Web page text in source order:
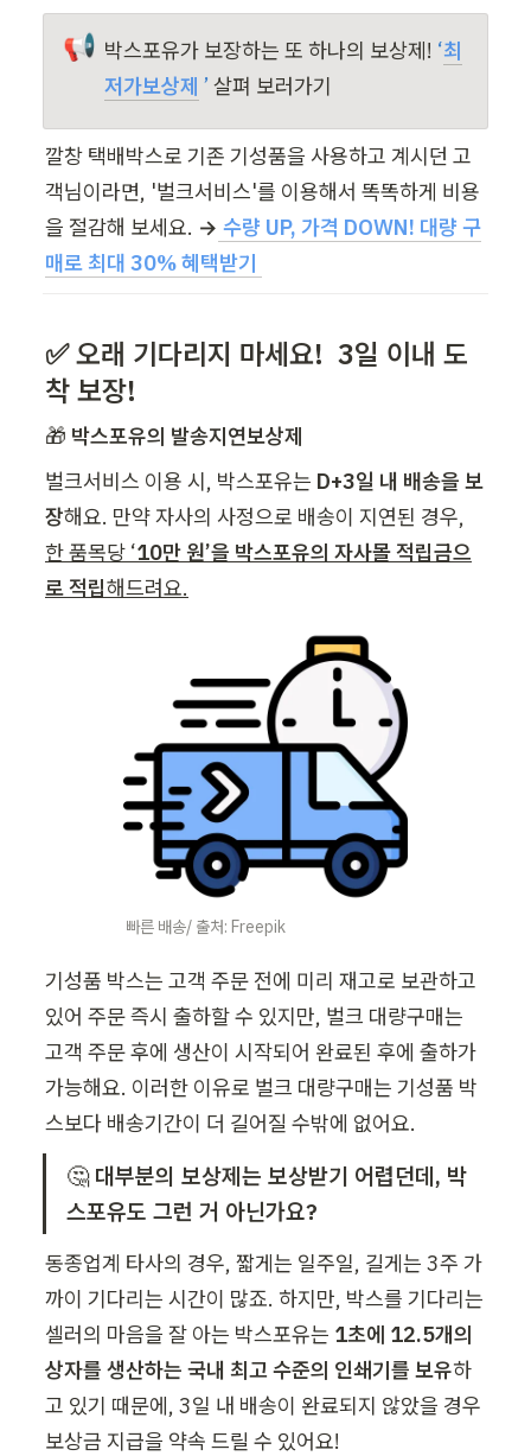
📢 박스포유가 보장하는 또 하나의 보상제! ‘최
저가보상제 ’ 살펴 보러가기
깔창 택배박스로 기존 기성품을 사용하고 계시던 고
객님이라면, '벌크서비스'를 이용해서 똑똑하게 비용
을 절감해 보세요. → 수량 UP, 가격 DOWN! 대량 구
매로 최대 30% 혜택받기
✅ 오래 기다리지 마세요!  3일 이내 도
착 보장!
🎁 박스포유의 발송지연보상제
벌크서비스 이용 시, 박스포유는 D+3일 내 배송을 보
장
한 품목당 ‘10만 원’을 박스포유의 자사몰 적립금으
로 적립해드려요.
빠른 배송/ 출처: Freepik
기성품 박스는 고객 주문 전에 미리 재고로 보관하고
있어 주문 즉시 출하할 수 있지만, 벌크 대량구매는
고객 주문 후에 생산이 시작되어 완료된 후에 출하가
가능해요. 이러한 이유로 벌크 대량구매는 기성품 박
스보다 배송기간이 더 길어질 수밖에 없어요.
🤔 대부분의 보상제는 보상받기 어렵던데, 박
스포유도 그런 거 아닌가요?
동종업계 타사의 경우, 짧게는 일주일, 길게는 3주 가
까이 기다리는 시간이 많죠. 하지만, 박스를 기다리는
셀러의 마음을 잘 아는 박스포유는 1초에 12.5개의
상자를 생산하는 국내 최고 수준의 인쇄기를 보유하
고 있기 때문에, 3일 내 배송이 완료되지 않았을 경우
보상금 지급을 약속 드릴 수 있어요!